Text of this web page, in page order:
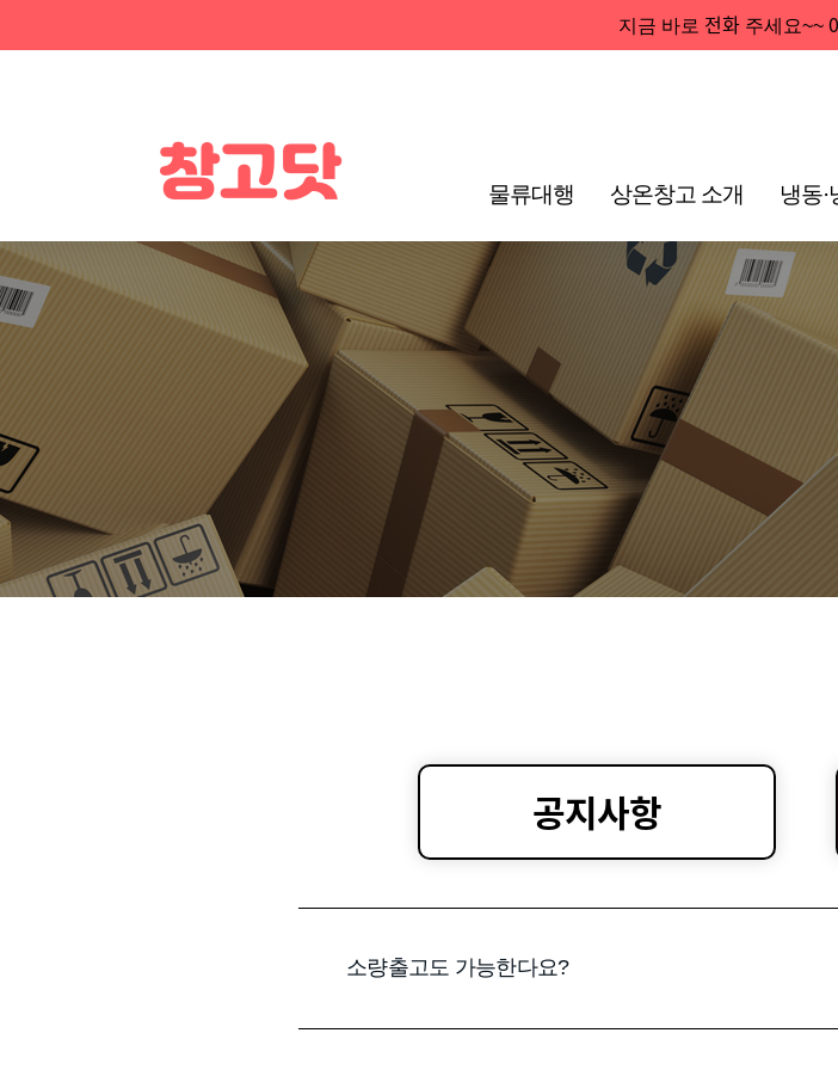
지금 바로 전화주세요~~
창고닷 물류대행 상온창고 소개 냉동·
공지사항
소량출고도 가능한다요?